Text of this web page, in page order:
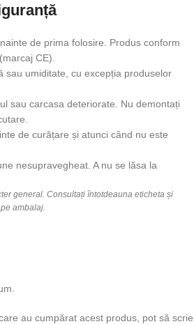
de prima folosire. Produs conform
CE).
sau umiditate, cu excepția produselor
sau carcasa deteriorate. Nu demontați
de curățare și atunci când nu este
nesupravegheat. A nu se lăsa la
general. Consultați întotdeauna eticheta și
ambalaj.
au cumpărat acest produs, pot să scrie